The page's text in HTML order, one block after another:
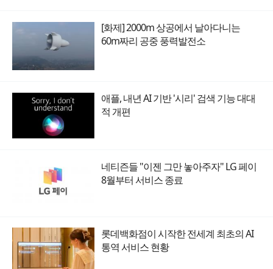
[화제] 2000m 상공에서 날아다니는
60m짜리 공중 풍력발전소
애플, 내년 AI 기반 '시리' 검색 기능 대대
적 개편
네티즌들 "이젠 그만 놓아주자" LG 페이
8월부터 서비스 종료
롯데백화점이 시작한 전세계 최초의 AI
통역 서비스 현황